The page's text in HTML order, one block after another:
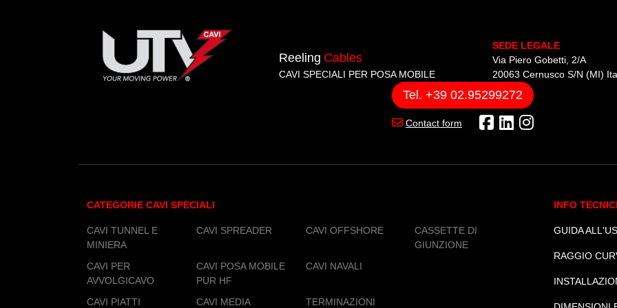
Reeling Cables
CAVI SPECIALI PER POSA MOBILE
SEDE LEGALE
Via Piero Gobetti, 2/A
20063 Cernusco S/N (MI)
Tel. +39 02.95299272
Contact form
CATEGORIE CAVI SPECIALI
CAVI TUNNEL E
MINIERA
CAVI PER
AVVOLGICAVO
CAVI PIATTI
CAVI SPREADER
CAVI POSA MOBILE
PUR HF
CAVI MEDIA
CAVI OFFSHORE
CAVI NAVALI
TERMINAZIONI
CASSETTE DI
GIUNZIONE
INFO
GUIDA
RAGGIO